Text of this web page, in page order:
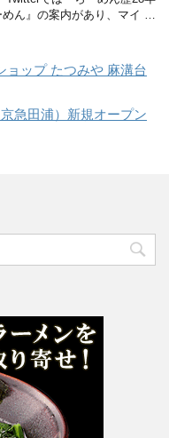
ん』の案内があり、マイ …
ョップ たつみや 麻溝台
急田浦）新規オープン